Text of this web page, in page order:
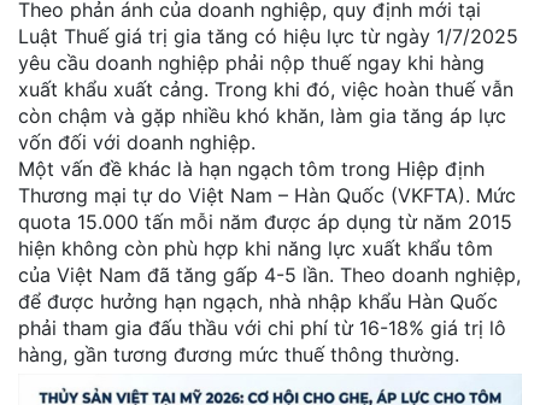
Theo phản ánh của doanh nghiệp, quy định mới tại
Luật Thuế giá trị gia tăng có hiệu lực từ ngày 1/7/2025
yêu cầu doanh nghiệp phải nộp thuế ngay khi hàng
xuất khẩu xuất cảng. Trong khi đó, việc hoàn thuế vẫn
còn chậm và gặp nhiều khó khăn, làm gia tăng áp lực
vốn đối với doanh nghiệp.
Một vấn đề khác là hạn ngạch tôm trong Hiệp định
Thương mại tự do Việt Nam – Hàn Quốc (VKFTA). Mức
quota 15.000 tấn mỗi năm được áp dụng từ năm 2015
hiện không còn phù hợp khi năng lực xuất khẩu tôm
của Việt Nam đã tăng gấp 4-5 lần. Theo doanh nghiệp,
để được hưởng hạn ngạch, nhà nhập khẩu Hàn Quốc
phải tham gia đấu thầu với chi phí từ 16-18% giá trị lô
hàng, gần tương đương mức thuế thông thường.